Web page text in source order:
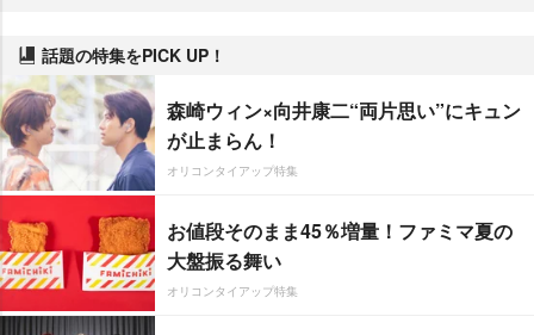
話題の特集をPICK UP！
森崎ウィン×向井康二“両片思い”にキュン
が止まらん！
オリコンタイアップ特集
お値段そのまま45％増量！ファミマ夏の
大盤振る舞い
オリコンタイアップ特集